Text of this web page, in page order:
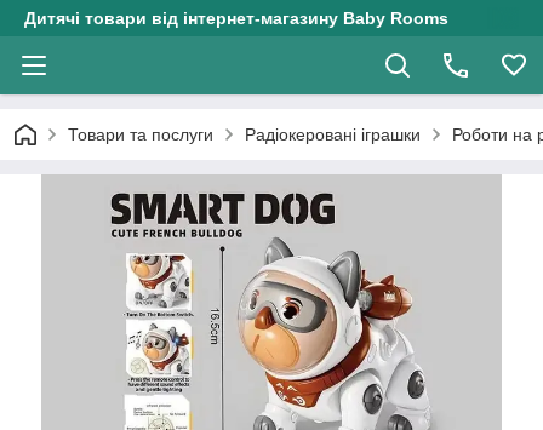
Дитячі товари від інтернет-магазину Baby Rooms
Товари та послуги Радіокеровані іграшки Роботи на